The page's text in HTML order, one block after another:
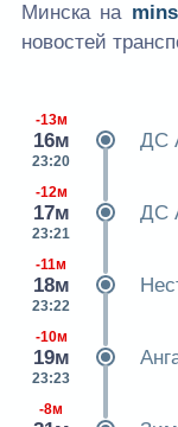
Минска на
новостей
-13м
16м
23:20
ДС
-12м
17м
23:21
ДС
-11м
18м
23:22
-10м
19м
23:23
-8м